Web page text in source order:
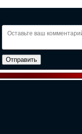
Отправить